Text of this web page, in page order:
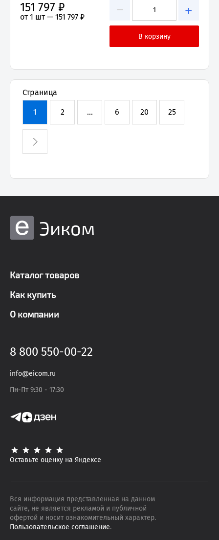
− +
151 797 ₽
от 1 шт — 151 797 ₽
Страница
1 2 ... 6 20 25
Эиком
Каталог товаров
Как купить
О компании
8 800 550-00-22
info@eicom.ru
Пн-Пт 9:30 - 17:30
Оставьте оценку на Яндексе
Вся информация представленная на данном
сайте, не является рекламой и публичной
офертой и носит ознакомительный характер.
Пользовательское соглашение.